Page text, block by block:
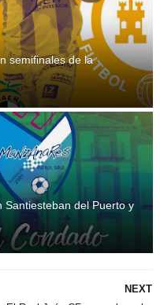
semifinales de la
del Puerto y
NEXT